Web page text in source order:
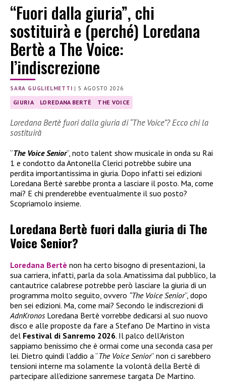
“Fuori dalla giuria”, chi
sostituirà e (perché) Loredana
Bertè a The Voice:
l’indiscrezione
SARA GUGLIELMETTI |5 AGOSTO 2026
GIURIA LOREDANA BERTÈ THE VOICE
Loredana Bertè fuori dalla giuria di “The Voice”? Ecco chi la
sostituirà
“The Voice Senior“, noto talent show musicale in onda su Rai
1 e condotto da Antonella Clerici potrebbe subire una
perdita importantissima in giuria. Dopo infatti sei edizioni
Loredana Bertè sarebbe pronta a lasciare il posto. Ma, come
mai? E chi prenderebbe eventualmente il suo posto?
Scopriamolo insieme.
Loredana Bertè fuori dalla giuria di The
Voice Senior?
Loredana Bertè non ha certo bisogno di presentazioni, la
sua carriera, infatti, parla da sola. Amatissima dal pubblico, la
cantautrice calabrese potrebbe però lasciare la giuria di un
programma molto seguito, ovvero “The Voice Senior“, dopo
ben sei edizioni. Ma, come mai? Secondo le indiscrezioni di
AdnKronosLoredana Bertè vorrebbe dedicarsi al suo nuovo
disco e alle proposte da fare a Stefano De Martino in vista
del Festival di Sanremo 2026. Il palco dell’Ariston
sappiamo benissimo che è ormai come una seconda casa per
lei. Dietro quindi l’addio a “The Voice Senior” non ci sarebbero
tensioni interne ma solamente la volontà della Bertè di
partecipare all’edizione sanremese targata De Martino.